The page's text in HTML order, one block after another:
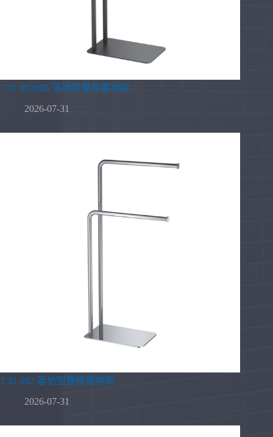
7.31.092MB 落地型雙桿置物架
2026-07-31
7.31.092 落地型雙桿置物架
2026-07-31